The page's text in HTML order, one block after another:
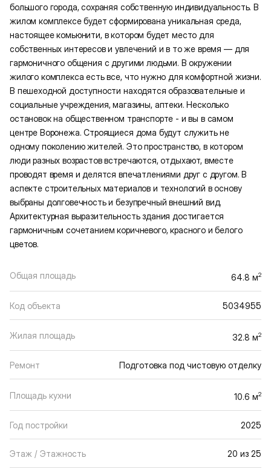
большого города, сохраняя собственную индивидуальность. В
жилом комплексе будет сформирована уникальная среда,
настоящее комьюнити, в котором будет место для
собственных интересов и увлечений и в то же время — для
гармоничного общения с другими людьми. В окружении
жилого комплекса есть все, что нужно для комфортной жизни.
В пешеходной доступности находятся образовательные и
социальные учреждения, магазины, аптеки. Несколько
остановок на общественном транспорте - и вы в самом
центре Воронежа. Строящиеся дома будут служить не
одному поколению жителей. Это пространство, в котором
люди разных возрастов встречаются, отдыхают, вместе
проводят время и делятся впечатлениями друг с другом. В
аспекте строительных материалов и технологий в основу
выбраны долговечность и безупречный внешний вид.
Архитектурная выразительность здания достигается
гармоничным сочетанием коричневого, красного и белого
цветов.
Общая площадь 64.8 м2
Код объекта 5034955
Жилая площадь 32.8 м2
Ремонт Подготовка под чистовую отделку
Площадь кухни 10.6 м2
Год постройки 2025
Этаж / Этажность 20 из 25